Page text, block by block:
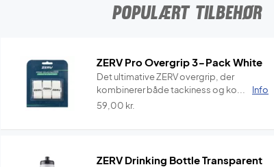
POPULÆRT TILBEHØR
ZERV Pro Overgrip 3-Pack White
Det ultimative ZERV overgrip, der
kombinerer både tackiness og ko...
Info
59,00 kr.
ZERV Drinking Bottle Transparent